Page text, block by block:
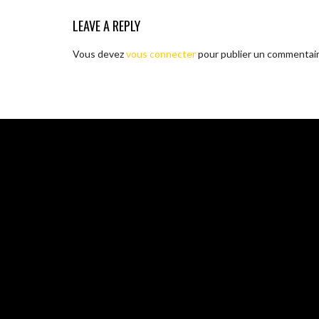
LEAVE A REPLY
Vous devezvous connecterpour publier un